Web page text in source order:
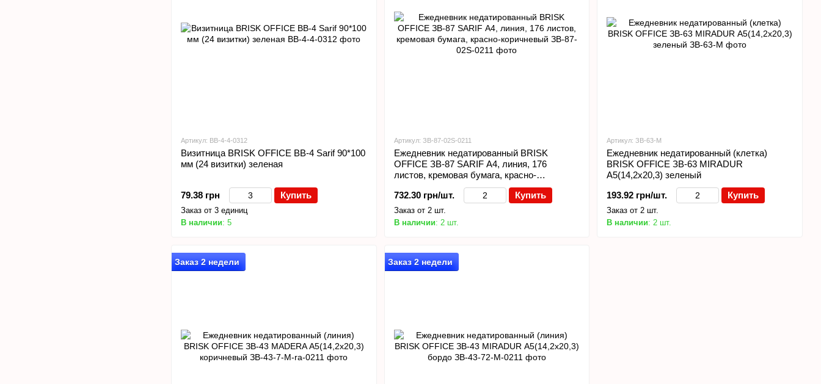
Артикул: ВВ-4-4-0312
Визитница BRISK OFFICE BB-4 Sarif 90*100
мм (24 визитки) зеленая
79.38 грн Купить
Заказ от 3 единиц
В наличии: 5
Артикул: ЗВ-87-02S-0211
Ежедневник недатированный BRISK
OFFICE ЗВ-87 SARIF А4, линия, 176
листов, кремовая бумага, красно-
732.30 грн/шт.
Купить
Заказ от 2 шт.
В наличии: 2 шт.
Артикул: ЗВ-63-M
Ежедневник недатированный (клетка)
BRISK OFFICE ЗВ-63 MIRADUR
А5(14,2х20,3) зеленый
193.92 грн/шт.
Купить
Заказ от 2 шт.
В наличии: 2 шт.
Заказ 2 недели Заказ 2 недели